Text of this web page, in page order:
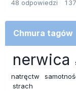
48 odpowiedzi 1
Chmura tagów
nerwica
natręctw
strach